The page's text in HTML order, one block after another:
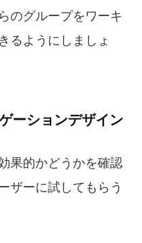
のグループをワーキ
るようにしましょ
ーションデザイン
果的かどうかを確認
ザーに試してもらう